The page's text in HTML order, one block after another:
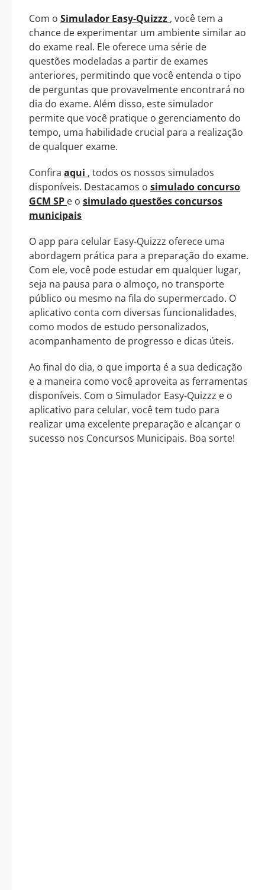
Com o Simulador Easy-Quizzz , você tem a
chance de experimentar um ambiente similar ao
do exame real. Ele oferece uma série de
questões modeladas a partir de exames
anteriores, permitindo que você entenda o tipo
de perguntas que provavelmente encontrará no
dia do exame. Além disso, este simulador
permite que você pratique o gerenciamento do
tempo, uma habilidade crucial para a realização
de qualquer exame.
Confira aqui , todos os nossos simulados
disponíveis. Destacamos o simulado concurso
GCM SP e o simulado questões concursos
municipais
O app para celular Easy-Quizzz oferece uma
abordagem prática para a preparação do exame.
Com ele, você pode estudar em qualquer lugar,
seja na pausa para o almoço, no transporte
público ou mesmo na fila do supermercado. O
aplicativo conta com diversas funcionalidades,
como modos de estudo personalizados,
acompanhamento de progresso e dicas úteis.
Ao final do dia, o que importa é a sua dedicação
e a maneira como você aproveita as ferramentas
disponíveis. Com o Simulador Easy-Quizzz e o
aplicativo para celular, você tem tudo para
realizar uma excelente preparação e alcançar o
sucesso nos Concursos Municipais. Boa sorte!